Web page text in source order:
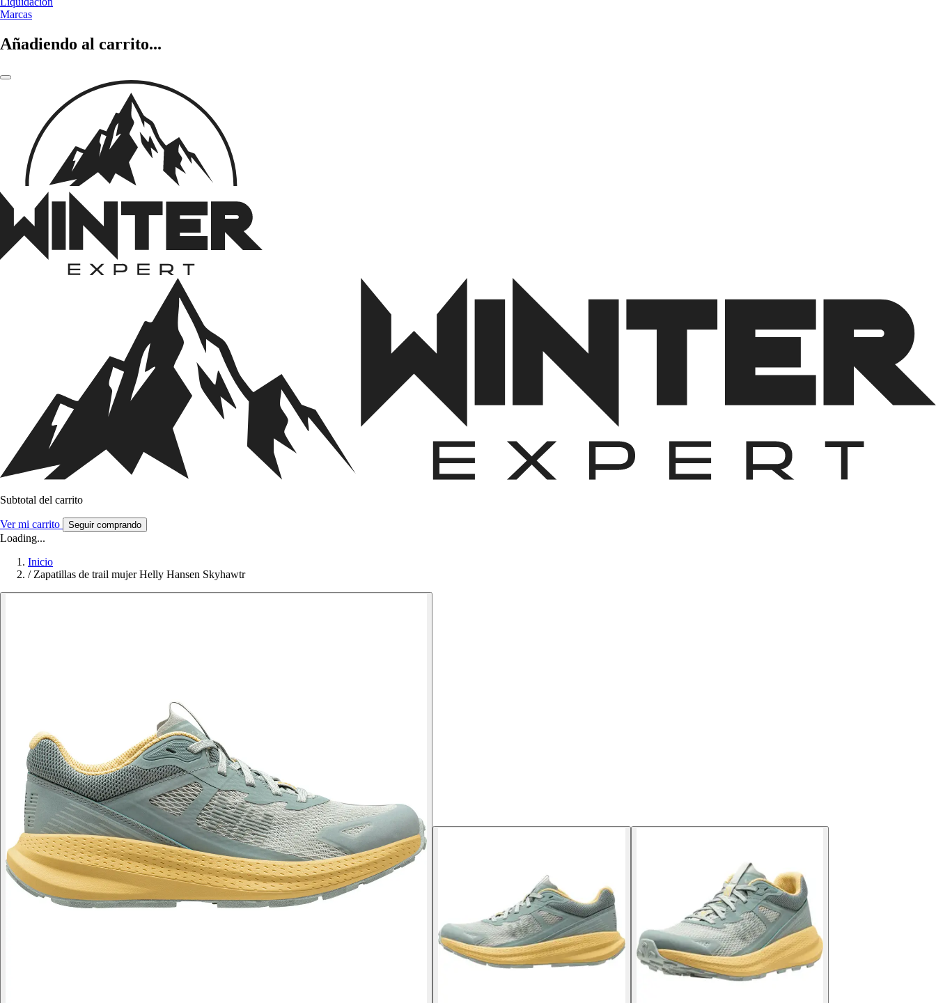
Marcas
Añadiendo al carrito...
Subtotal del carrito
Ver mi carrito Seguir comprando
Loading...
Inicio
/ Zapatillas de trail mujer Helly Hansen Skyhawtr